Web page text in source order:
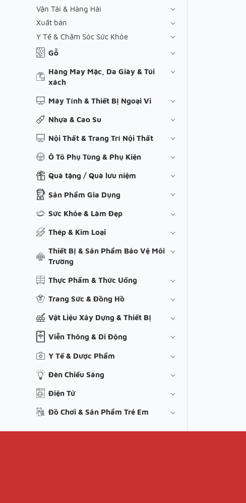
Vận Tải & Hàng Hải
Xuất bản
Y Tế & Chăm Sóc Sức Khỏe
Gỗ
Hàng May Mặc, Da Giày & Túi
xách
Máy Tính & Thiết Bị Ngoại Vi
Nhựa & Cao Su
Nội Thất & Trang Trí Nội Thất
Ô Tô Phụ Tùng & Phụ Kiện
Quà tặng / Quà lưu niệm
Sản Phẩm Gia Dụng
Sức Khỏe & Làm Đẹp
Thép & Kim Loại
Thiết Bị & Sản Phẩm Bảo Vệ Môi
Trường
Thực Phẩm & Thức Uống
Trang Sức & Đồng Hồ
Vật Liệu Xây Dựng & Thiết Bị
Viễn Thông & Di Động
Y Tế & Dược Phẩm
Đèn Chiếu Sáng
Điện Tử
Đồ Chơi & Sản Phẩm Trẻ Em